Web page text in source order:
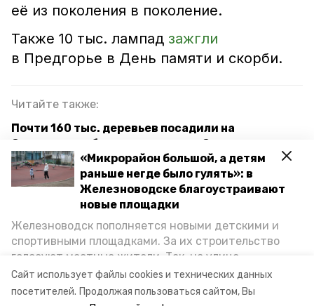
Сайт использует файлы cookies и технических данных
посетителей. Продолжая пользоваться сайтом, Вы
«Микрорайон большой, а детям
раньше негде было гулять»: в
Железноводске благоустраивают
новые площадки
Железноводск пополняется новыми детскими и
спортивными площадками. За их строительство
голосуют местные жители. Так, на улице
Октябрьской уже появилось современное
пространство для отдыха, а в Иноземцеве
приступили к возведению большой спортплощадки.
её из поколения в поколение.
Также 10 тыс. лампад зажгли
в Предгорье в День памяти и скорби.
Читайте также:
Почти 160 тыс. деревьев посадили на
Ставрополье благодаря акции «Сад памяти»
Пять ставропольских ветеранов ВОВ получат
адресную помощь в виде ремонта жилья
Достоин особых почестей: 51-го полного
кавалера ордена Славы со Ставрополья нашли
под Калининградом
день памяти и скорби железноводск